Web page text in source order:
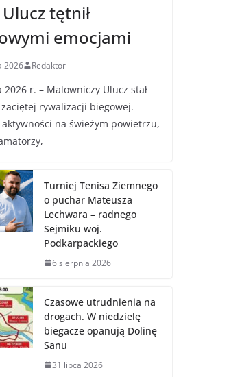
tętnił
emocjami
2026 Redaktor
r. – Malowniczy Ulucz stał
rywalizacji biegowej.
aktywności na świeżym powietrzu,
Turniej Tenisa Ziemnego
o puchar Mateusza
Lechwara – radnego
Sejmiku woj.
Podkarpackiego
6 sierpnia 2026
Czasowe utrudnienia na
drogach. W niedzielę
biegacze opanują Dolinę
Sanu
31 lipca 2026